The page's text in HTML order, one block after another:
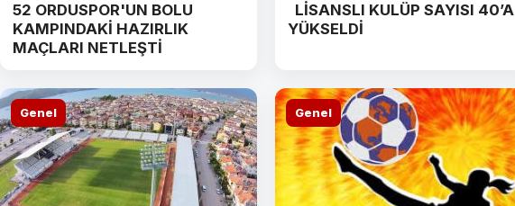
52 ORDUSPOR'UN BOLU
KAMPINDAKİ HAZIRLIK
MAÇLARI NETLEŞTİ
LİSANSLI KULÜP SAYISI 40’A
YÜKSELDİ
Genel Genel